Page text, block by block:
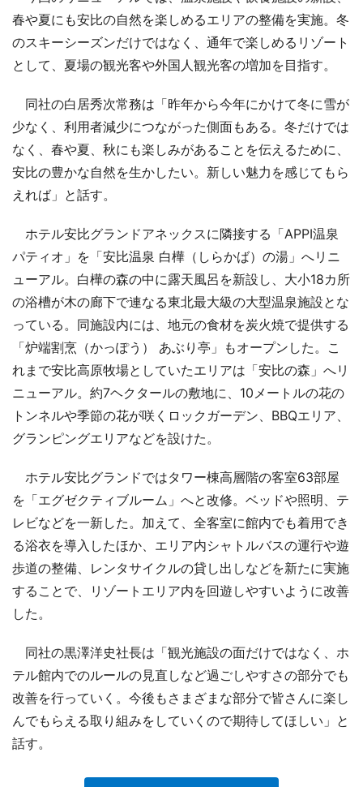
春や夏にも安比の自然を楽しめるエリアの整備を実施。冬
のスキーシーズンだけではなく、通年で楽しめるリゾート
として、夏場の観光客や外国人観光客の増加を目指す。
同社の白居秀次常務は「昨年から今年にかけて冬に雪が
少なく、利用者減少につながった側面もある。冬だけでは
なく、春や夏、秋にも楽しみがあることを伝えるために、
安比の豊かな自然を生かしたい。新しい魅力を感じてもら
えれば」と話す。
ホテル安比グランドアネックスに隣接する「APPI温泉
パティオ」を「安比温泉 白樺（しらかば）の湯」へリニ
ューアル。白樺の森の中に露天風呂を新設し、大小18カ所
の浴槽が木の廊下で連なる東北最大級の大型温泉施設とな
っている。同施設内には、地元の食材を炭火焼で提供する
「炉端割烹（かっぽう） あぶり亭」もオープンした。こ
れまで安比高原牧場としていたエリアは「安比の森」へリ
ニューアル。約7ヘクタールの敷地に、10メートルの花の
トンネルや季節の花が咲くロックガーデン、BBQエリア、
グランピングエリアなどを設けた。
ホテル安比グランドではタワー棟高層階の客室63部屋
を「エグゼクティブルーム」へと改修。ベッドや照明、テ
レビなどを一新した。加えて、全客室に館内でも着用でき
る浴衣を導入したほか、エリア内シャトルバスの運行や遊
歩道の整備、レンタサイクルの貸し出しなどを新たに実施
することで、リゾートエリア内を回遊しやすいように改善
した。
同社の黒澤洋史社長は「観光施設の面だけではなく、ホ
テル館内でのルールの見直しなど過ごしやすさの部分でも
改善を行っていく。今後もさまざまな部分で皆さんに楽し
んでもらえる取り組みをしていくので期待してほしい」と
話す。